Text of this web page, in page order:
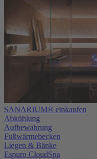
SANARIUM® einkaufen
Abkühlung
Aufbewahrung
Fußwärmebecken
Liegen & Bänke
Espuro CloudSpa